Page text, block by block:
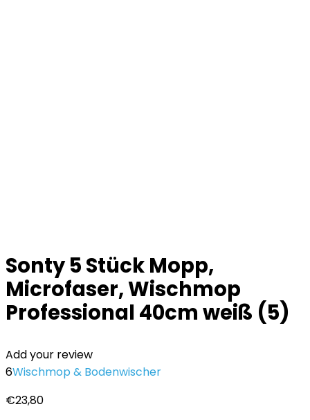
Sonty 5 Stück Mopp,
Microfaser, Wischmop
Professional 40cm weiß (5)
Add your review
6Wischmop & Bodenwischer
€23,80